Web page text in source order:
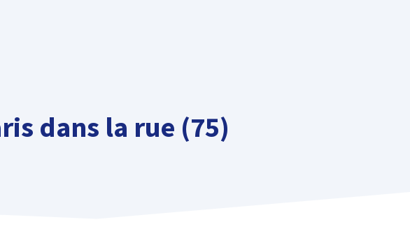
dans la rue (75)